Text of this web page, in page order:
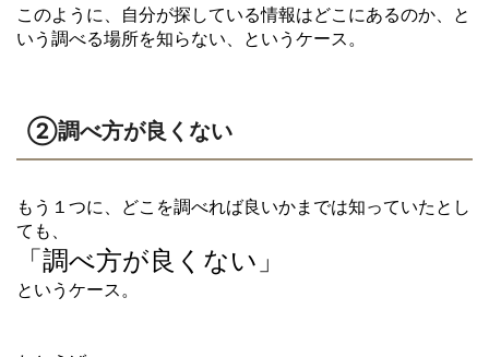
このように、自分が探している情報はどこにあるのか、と
いう調べる場所を知らない、というケース。
②調べ方が良くない
もう１つに、どこを調べれば良いかまでは知っていたとし
ても、
「調べ方が良くない」
というケース。